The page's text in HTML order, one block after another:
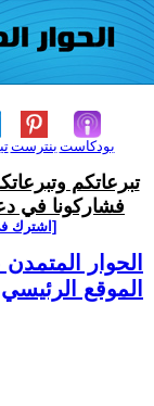
بنترست بودكاست
تبرعاتكم
فشاركونا في
[اشترك
الحوار
الموقع الرئيسي